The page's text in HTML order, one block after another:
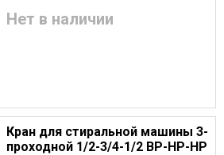
Нет в наличии
Кран для стиральной машины 3-
проходной 1/2-3/4-1/2 ВР-НР-НР